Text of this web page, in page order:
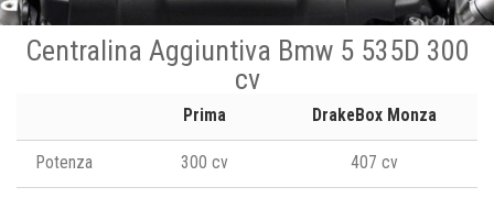
Centralina Aggiuntiva Bmw 5 535D 300
cv
Prima DrakeBox Monza
Potenza 300 cv 407 cv